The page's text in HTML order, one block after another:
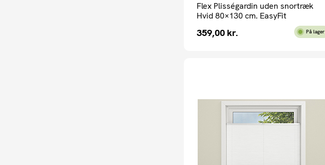
Flex Plisségardin uden snortræk
Hvid 80×130 cm. EasyFit
359,00 kr. På lager